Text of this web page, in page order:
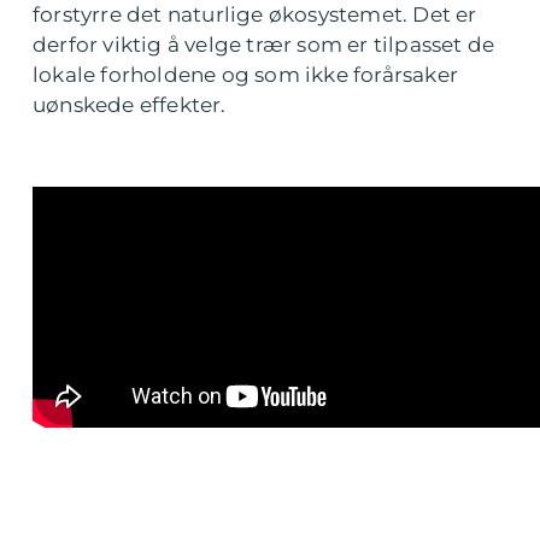
forstyrre det naturlige økosystemet. Det er
derfor viktig å velge trær som er tilpasset de
lokale forholdene og som ikke forårsaker
uønskede effekter.